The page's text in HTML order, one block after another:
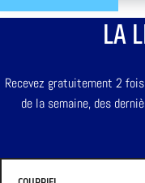
LA
Recevez gratuitement 2
de la semaine, des